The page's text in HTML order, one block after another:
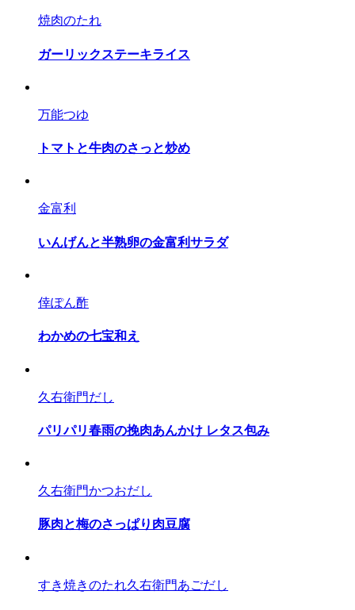
焼肉のたれ
ガーリックステーキライス
万能つゆ
トマトと牛肉のさっと炒め
金富利
いんげんと半熟卵の金富利サラダ
倖ぽん酢
わかめの七宝和え
久右衛門だし
パリパリ春雨の挽肉あんかけ レタス包み
久右衛門かつおだし
豚肉と梅のさっぱり肉豆腐
すき焼きのたれ久右衛門あごだし